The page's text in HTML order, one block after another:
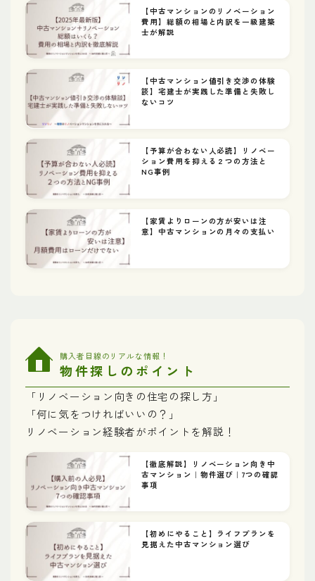
【中古マンションのリノベーション
費用】総額の相場と内訳を一級建築
士が解説
【中古マンション値引き交渉の体験
談】宅建士が実践した準備と失敗し
ないコツ
【予算が合わない人必読】リノベー
ション費用を抑える２つの方法と
NG事例
【家賃よりローンの方が安いは注
意】中古マンションの月々の支払い
購入者目線のリアルな情報！
物件探しのポイント
「リノベーション向きの住宅の探し方」
「何に気をつければいいの？」
リノベーション経験者がポイントを解説！
【徹底解説】リノベーション向き中
古マンション｜物件選び｜7つの確認
事項
【初めにやること】ライフプランを
見据えた中古マンション選び